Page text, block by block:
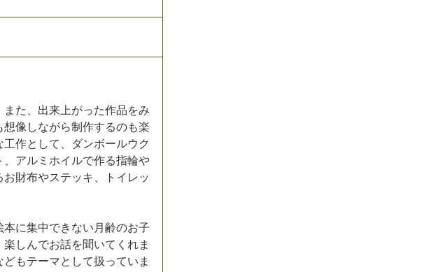
た、出来上がった作品をみ
像しながら制作するのも楽
作として、ダンボールウク
アルミホイルで作る指輪や
財布やステッキ、トイレッ
に集中できない月齢のお子
しんでお話を聞いてくれま
もテーマとして扱っていま